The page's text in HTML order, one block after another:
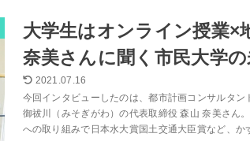
大学生はオンライン授業×
奈美さんに聞く市民大学
2021.07.16
今回インタビューしたのは、都市計画コンサルタン
御祓川（みそぎがわ）の代表取締役 森山 奈美さん
への取り組みで日本水大賞国土交通大臣賞など、か